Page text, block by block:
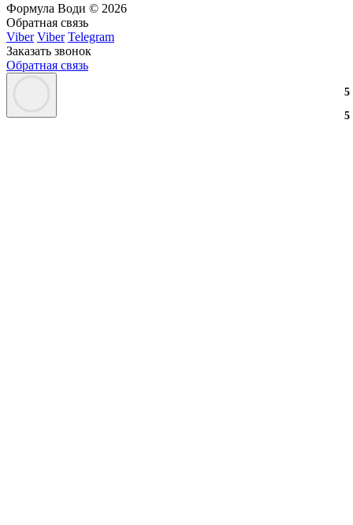
3
3
2
2
3
3
5
5
Формула Води © 2026
Обратная связь
Viber Viber Telegram
Заказать звонок
Обратная связь